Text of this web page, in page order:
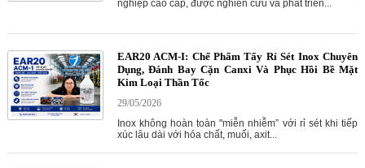
nghiệp cao cấp, được nghiên cứu và phát triển...
EAR20 ACM-I: Chế Phẩm Tẩy Rỉ Sét Inox Chuyên
Dụng, Đánh Bay Cặn Canxi Và Phục Hồi Bề Mặt
Kim Loại Thần Tốc
29/05/2026
Inox không hoàn toàn "miễn nhiễm” với rỉ sét khi tiếp
xúc lâu dài với hóa chất, muối, axit...